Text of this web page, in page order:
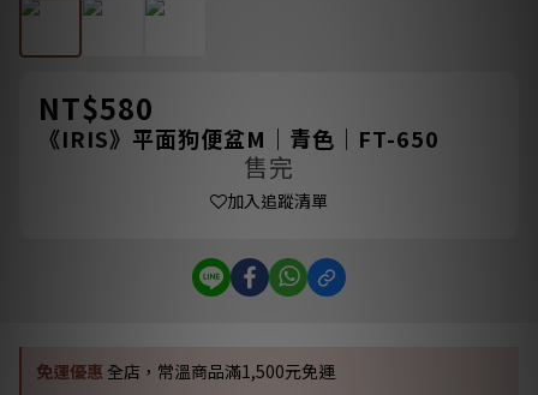
NT$580
《IRIS》平面狗便盆M｜青色｜FT-650
售完
加入追蹤清單
免運優惠 全店，常溫商品滿1,500元免運